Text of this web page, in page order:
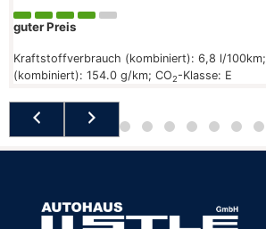
guter Preis
Kraftstoffverbrauch (kombiniert): 6,8 l/100km;
(kombiniert): 154.0 g/km; CO2-Klasse: E